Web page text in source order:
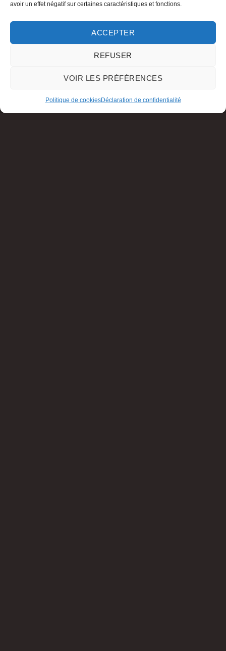
avoir un effet négatif sur certaines caractéristiques et fonctions.
ACCEPTER
REFUSER
VOIR LES PRÉFÉRENCES
Politique de cookiesDéclaration de confidentialité